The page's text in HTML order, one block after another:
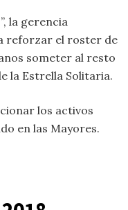
la gerencia
reforzar el roster de
someter al resto
la Estrella Solitaria.
los activos
en las Mayores.